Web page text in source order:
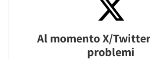
Al momento X/
problemi